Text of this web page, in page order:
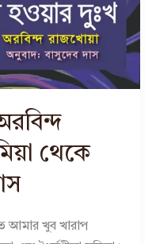
থেকে
আমার খুব খারাপ